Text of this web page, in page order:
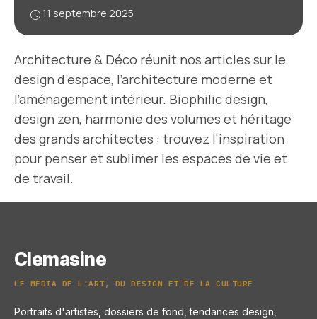
11 septembre 2025
Architecture & Déco réunit nos articles sur le
design d’espace, l’architecture moderne et
l’aménagement intérieur. Biophilic design,
design zen, harmonie des volumes et héritage
des grands architectes : trouvez l’inspiration
pour penser et sublimer les espaces de vie et
de travail.
Clemasine
LE MÉDIA DE L'ART, DU DESIGN ET DE LA CULTURE
Portraits d'artistes, dossiers de fond, tendances design,